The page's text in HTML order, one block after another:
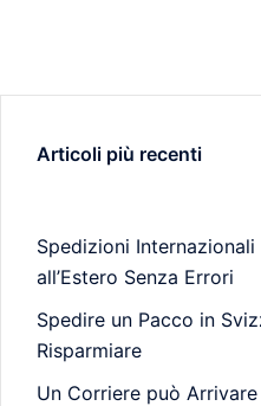
Articoli più recenti
Spedizioni
all’Estero Senza Errori
Spedire un Pacco in
Risparmiare
Un Corriere può